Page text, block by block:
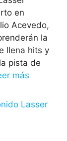
en
Acevedo,
la
llena hits y
pista de
más
Lasser